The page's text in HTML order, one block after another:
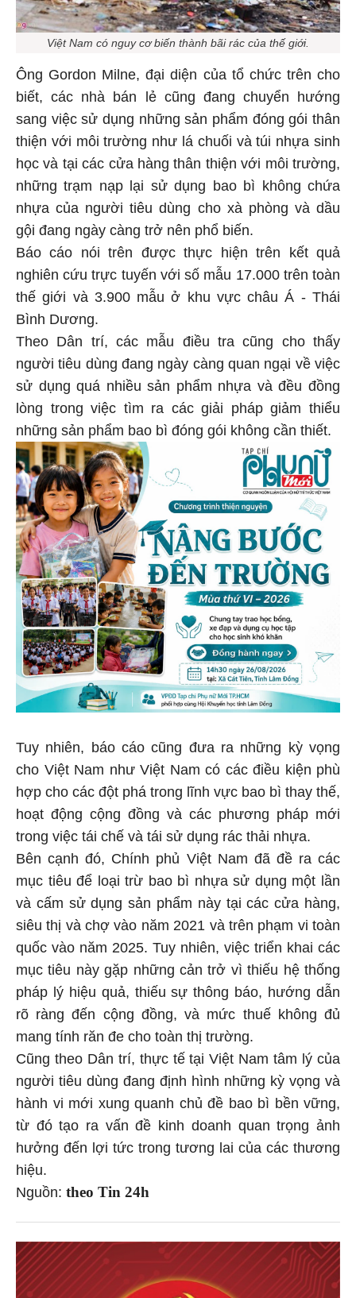
Việt Nam có nguy cơ biến thành bãi rác của thế giới.
Ông Gordon Milne, đại diện của tổ chức trên cho
biết, các nhà bán lẻ cũng đang chuyển hướng
sang việc sử dụng những sản phẩm đóng gói thân
thiện với môi trường như lá chuối và túi nhựa sinh
học và tại các cửa hàng thân thiện với môi trường,
những trạm nạp lại sử dụng bao bì không chứa
nhựa của người tiêu dùng cho xà phòng và dầu
gội đang ngày càng trở nên phổ biến.
Báo cáo nói trên được thực hiện trên kết quả
nghiên cứu trực tuyến với số mẫu 17.000 trên toàn
thế giới và 3.900 mẫu ở khu vực châu Á - Thái
Bình Dương.
Theo Dân trí, các mẫu điều tra cũng cho thấy
người tiêu dùng đang ngày càng quan ngại về việc
sử dụng quá nhiều sản phẩm nhựa và đều đồng
lòng trong việc tìm ra các giải pháp giảm thiểu
những sản phẩm bao bì đóng gói không cần thiết.
Tuy nhiên, báo cáo cũng đưa ra những kỳ vọng
cho Việt Nam như Việt Nam có các điều kiện phù
hợp cho các đột phá trong lĩnh vực bao bì thay thế,
hoạt động cộng đồng và các phương pháp mới
trong việc tái chế và tái sử dụng rác thải nhựa.
Bên cạnh đó, Chính phủ Việt Nam đã đề ra các
mục tiêu để loại trừ bao bì nhựa sử dụng một lần
và cấm sử dụng sản phẩm này tại các cửa hàng,
siêu thị và chợ vào năm 2021 và trên phạm vi toàn
quốc vào năm 2025. Tuy nhiên, việc triển khai các
mục tiêu này gặp những cản trở vì thiếu hệ thống
pháp lý hiệu quả, thiếu sự thông báo, hướng dẫn
rõ ràng đến cộng đồng, và mức thuế không đủ
mang tính răn đe cho toàn thị trường.
Cũng theo Dân trí, thực tế tại Việt Nam tâm lý của
người tiêu dùng đang định hình những kỳ vọng và
hành vi mới xung quanh chủ đề bao bì bền vững,
từ đó tạo ra vấn đề kinh doanh quan trọng ảnh
hưởng đến lợi tức trong tương lai của các thương
hiệu.
Nguồn: theo Tin 24h